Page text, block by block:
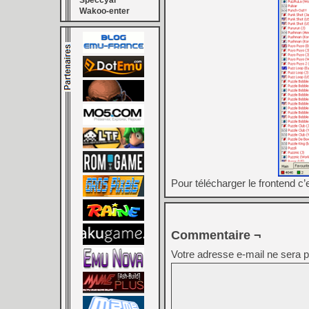
Wakoo-enter
Pour télécharger le frontend
Commentaire ¬
Votre adresse e-mail ne sera